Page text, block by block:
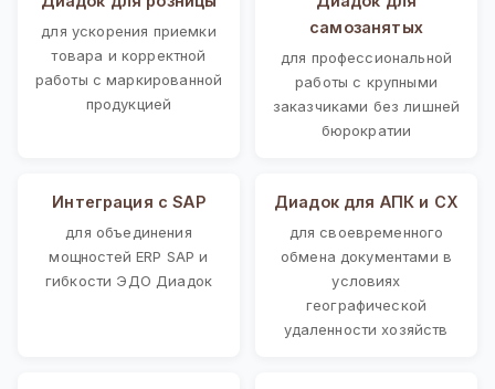
для ускорения приемки
товара и корректной
работы с маркированной
продукцией
самозанятых
для профессиональной
работы с крупными
заказчиками без лишней
бюрократии
Интеграция с SAP
для объединения
мощностей ERP SAP и
гибкости ЭДО Диадок
Диадок для АПК и СХ
для своевременного
обмена документами в
условиях
географической
удаленности хозяйств